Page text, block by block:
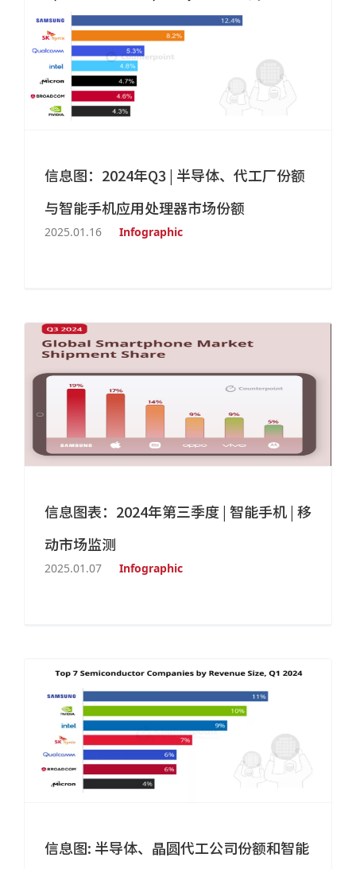
信息图：2024年Q3 | 半导体、代工厂份额
与智能手机应用处理器市场份额
2025.01.16 Infographic
信息图表：2024年第三季度 | 智能手机 | 移
动市场监测
2025.01.07 Infographic
信息图: 半导体、晶圆代工公司份额和智能